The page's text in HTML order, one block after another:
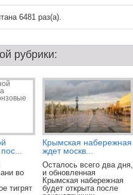
6481 раз(a).
рубрики:
во
тигрят
Крымская набережная
ждет москв...
Осталось всего два дня,
и обновленная
Крымская набережная
будет открыта после